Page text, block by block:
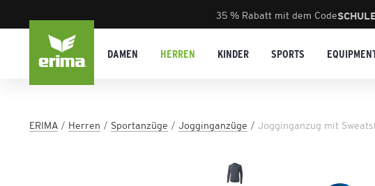
35 % Rabatt mit dem Code
DAMEN HERREN KINDER SPORTS
ERIMA Herren Sportanzüge Jogginganzüge Jogginganzug mit